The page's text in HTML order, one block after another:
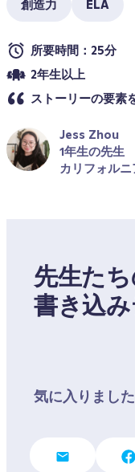
創造力 ELA
所要時間：25分
2年生以上
ストーリーの要素
Jess Zhou
1年生の先生
カリフォル
先生た
書き込
気に入りまし